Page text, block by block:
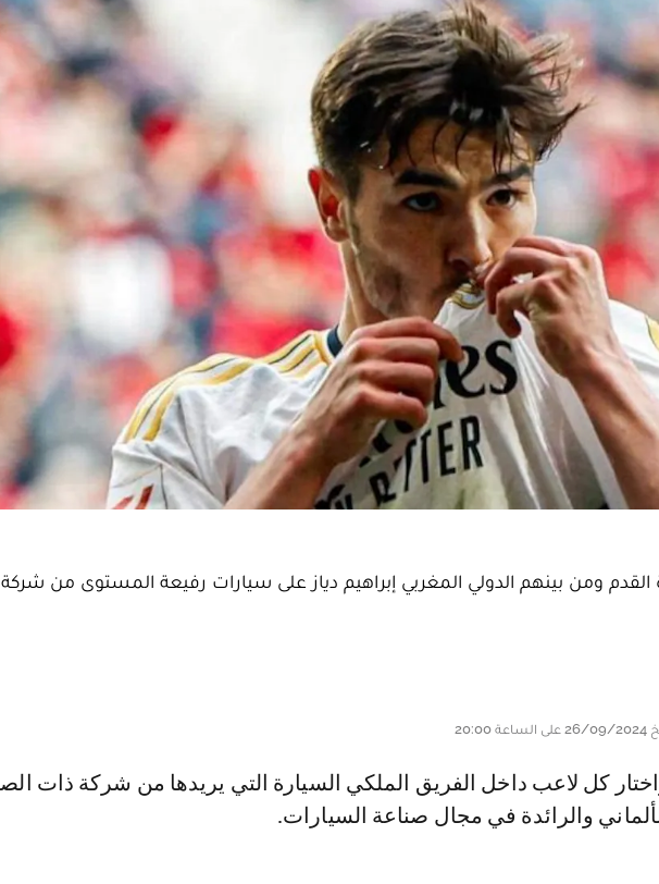
القدم ومن بينهم الدولي المغربي إبراهيم دياز على سيارات رفيعة المستوى من شركة
والرائدة في مجال صناعة السيارات.